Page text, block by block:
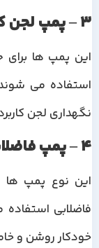
3 – پمپ لجن کش
این پمپ ها برای
استفاده می
نگهداری لجن
4 – پمپ فاضلاب شناور
این نوع پمپ ها
فاضلابی
خودکار روشن و